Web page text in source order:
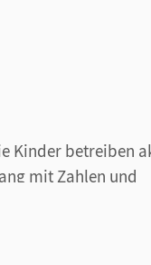
Kinder betreiben
mit Zahlen und
Größen und